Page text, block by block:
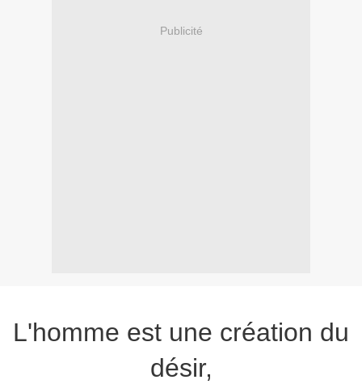
Publicité
L'homme est une création du
désir,